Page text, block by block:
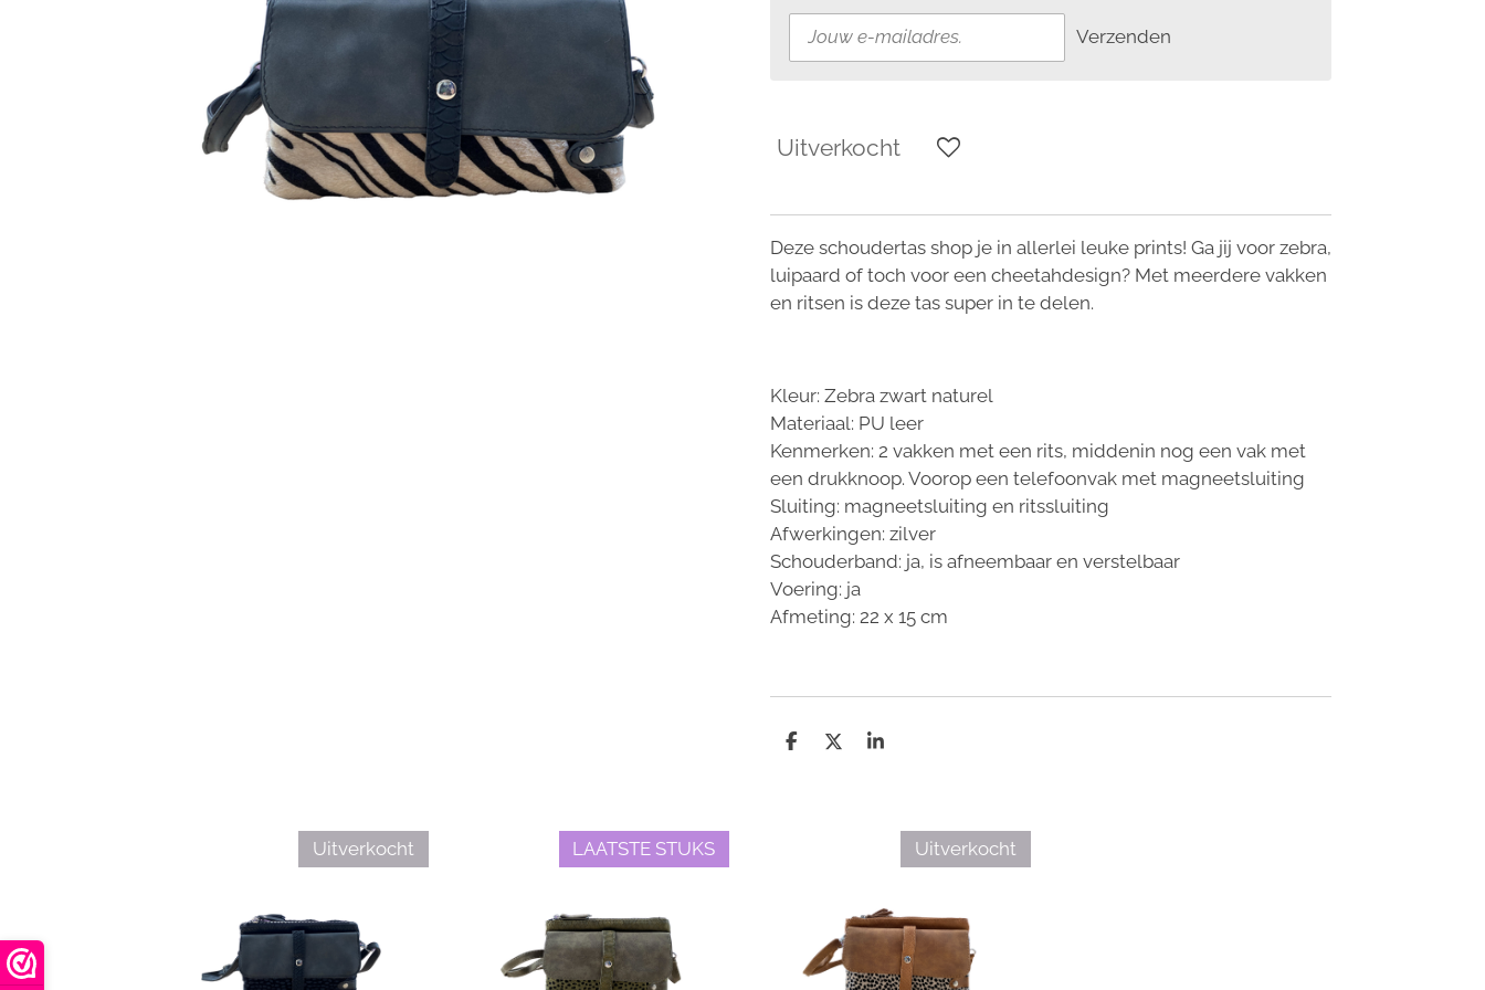
Verzenden
Uitverkocht
Deze schoudertas shop je in allerlei leuke prints! Ga jij voor zebra,
luipaard of toch voor een cheetahdesign? Met meerdere vakken
en ritsen is deze tas super in te delen.
Kleur: Zebra zwart naturel
Materiaal: PU leer
Kenmerken: 2 vakken met een rits, middenin nog een vak met
een drukknoop. Voorop een telefoonvak met magneetsluiting
Sluiting: magneetsluiting en ritssluiting
Afwerkingen: zilver
Schouderband: ja, is afneembaar en verstelbaar
Voering: ja
Afmeting: 22 x 15 cm
D
D
S
Uitverkocht LAATSTE STUKS Uitverkocht